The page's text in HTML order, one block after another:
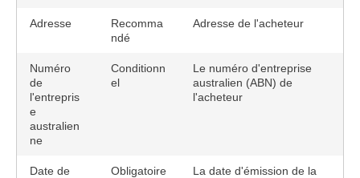
Adresse
Recomma
ndé
Adresse de l'acheteur
Numéro
de
l'entrepris
e
australien
ne
Conditionn
el
Le numéro d'entreprise
australien (ABN) de
l'acheteur
Date de
Obligatoire
La date d'émission de la